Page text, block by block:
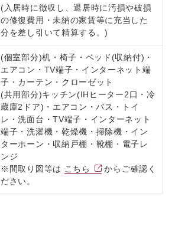
(入居時に徴収し、退居時に汚損や破損
の修復費用・未納の家賃等に充当した
分を差し引いて精算する。)
(個室部分)机・椅子・ベッド(収納付)・
エアコン・TV端子・インターネット端
子・カーテン・クローゼット
(共用部分)キッチン(IHヒーター2口・冷
蔵庫2ドア)・エアコン・バス・トイ
レ・洗面台・TV端子・インターネット
端子・洗濯機・乾燥機・掃除機・イン
ターホーン・収納戸棚・靴棚・電子レ
ンジ
※間取り図等は こちら
からご確認く
ださい。